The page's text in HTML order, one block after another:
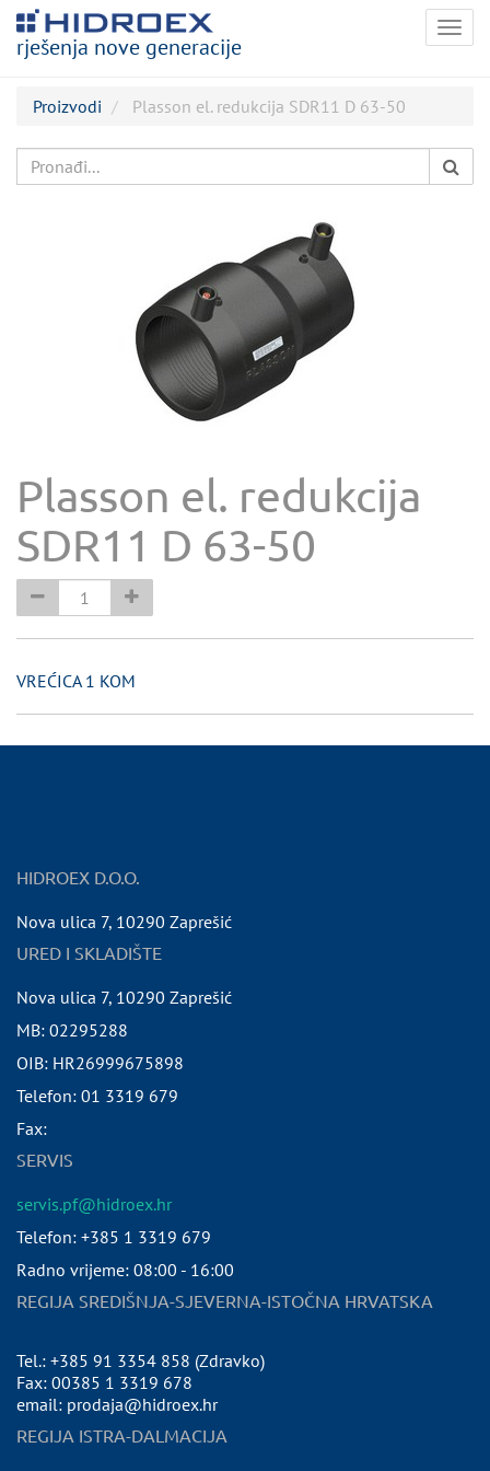
rješenja nove generacije
Proizvodi Plasson el. redukcija SDR11 D 63-50
Plasson el. redukcija
SDR11 D 63-50
VREĆICA 1 KOM
HIDROEX D.O.O.
Nova ulica 7, 10290 Zaprešić
URED I SKLADIŠTE
Nova ulica 7, 10290 Zaprešić
MB: 02295288
OIB: HR26999675898
Telefon: 01 3319 679
Fax:
SERVIS
servis.pf@hidroex.hr
Telefon: +385 1 3319 679
Radno vrijeme: 08:00 - 16:00
REGIJA SREDIŠNJA-SJEVERNA-ISTOČNA HRVATSKA
Tel.: +385 91 3354 858 (Zdravko)
Fax: 00385 1 3319 678
email: prodaja@hidroex.hr
REGIJA ISTRA-DALMACIJA